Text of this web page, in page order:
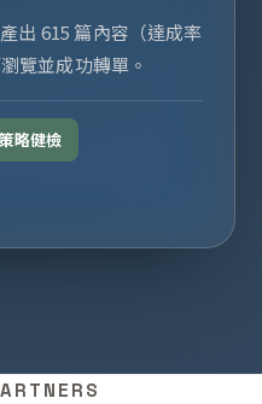
出 615 篇內容（達成率
覽並成功轉單。
略健檢